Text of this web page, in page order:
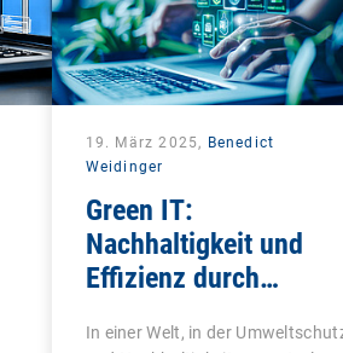
19. März 2025, Benedict
Weidinger
Green IT:
Nachhaltigkeit und
Effizienz durch
Management
In einer Welt, in der